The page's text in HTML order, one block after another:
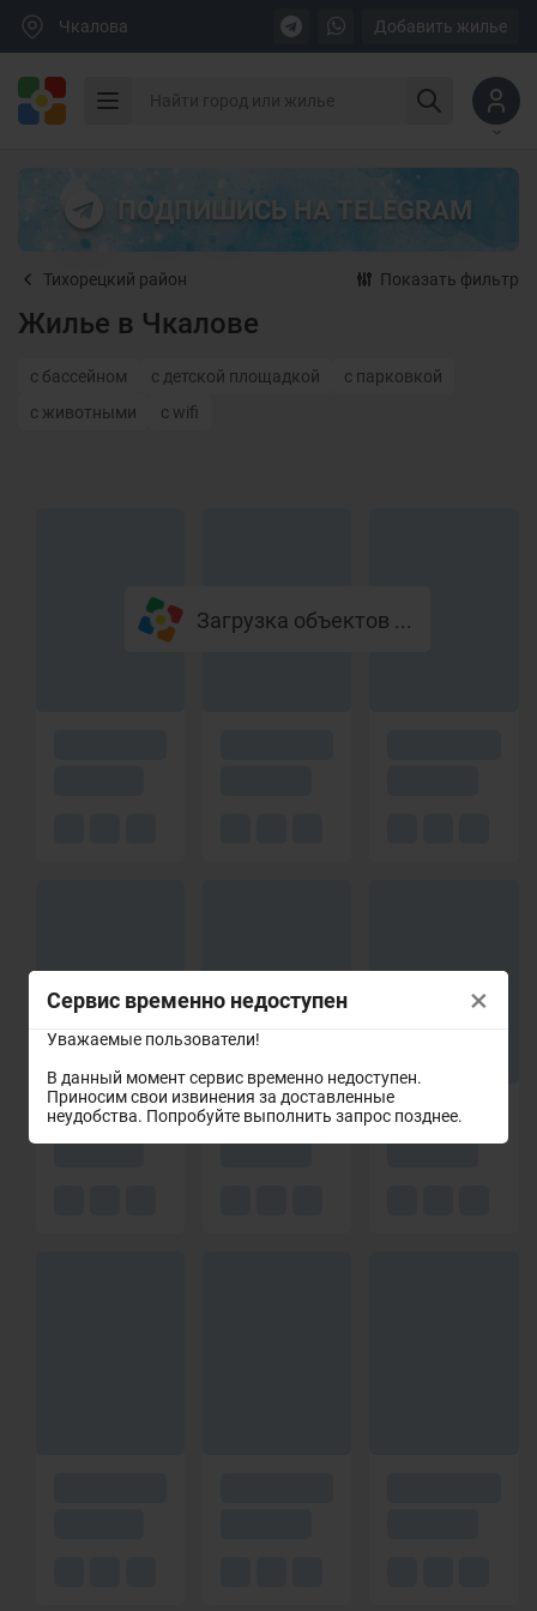
Сервис временно недоступен
Уважаемые пользователи!
В данный момент сервис временно недоступен.
Приносим свои извинения за доставленные
неудобства. Попробуйте выполнить запрос позднее.
×
Чкалова Добавить жилье
ПОДПИШИСЬ НА TELEGRAM
Тихорецкий район Показать фильтр
Жилье в Чкалове
с бассейном с детской площадкой
с парковкой
с животными
с wifi
Загрузка объектов ...